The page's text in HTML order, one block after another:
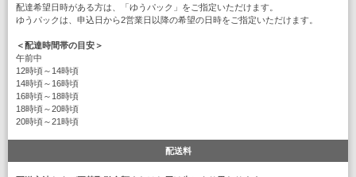
配達希望日時がある方は、「ゆうパック」をご指定いただけます。
ゆうパックは、申込日から2営業日以降の希望の日時をご指定いただけます。
＜配達時間帯の目安＞
午前中
12時頃～14時頃
14時頃～16時頃
16時頃～18時頃
18時頃～20時頃
20時頃～21時頃
配送料